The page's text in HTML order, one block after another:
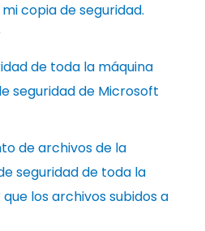
copia de seguridad.
de toda la máquina
seguridad de Microsoft
de archivos de la
seguridad de toda la
los archivos subidos a